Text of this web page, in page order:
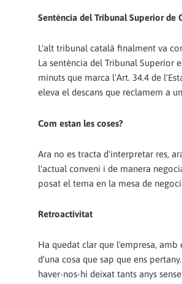
Sentència del Tribunal Superior de
L'alt tribunal català finalment va
La sentència del Tribunal Superior
minuts que marca l'Art. 34.4 de
eleva el descans que reclamem a
Com estan les coses?
Ara no es tracta d'interpretar res,
l'actual conveni i de manera
posat el tema en la mesa de
Retroactivitat
Ha quedat clar que l'empresa,
d'una cosa que sap que ens
haver-nos-hi deixat tants anys